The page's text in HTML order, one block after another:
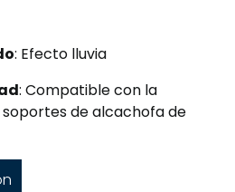
: Efecto lluvia
: Compatible con la
de alcachofa de